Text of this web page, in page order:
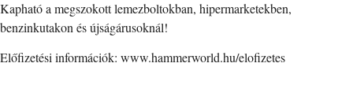
Kapható a megszokott lemezboltokban, hipermarketekben,
benzinkutakon és újságárusoknál!
Előfizetési információk: www.hammerworld.hu/elofizetes